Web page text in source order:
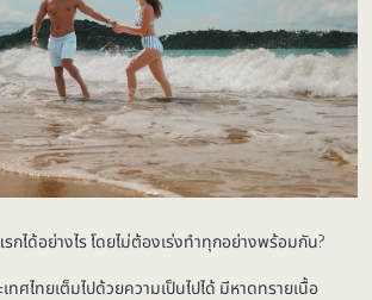
กได้อย่างไร โดยไม่ต้องเร่งทำทุกอย่างพร้อมกัน?
ทศไทยเต็มไปด้วยความเป็นไปได้ มีหาดทรายเนื้อ